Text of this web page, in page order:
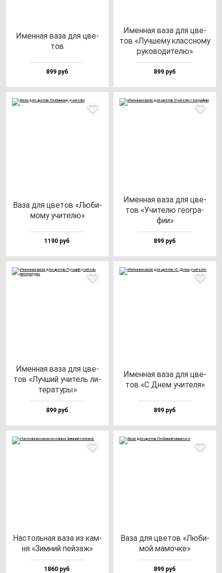
Имен­ная ва­за для цве­
тов
899 руб
Имен­ная ва­за для цве­
тов «Луч­ше­му клас­сно­му
ру­ко­во­ди­те­лю»
899 руб
Ваза для цве­тов «Люби­
мо­му учи­те­лю»
1190 руб
Имен­ная ва­за для цве­
тов «Учи­те­лю ге­ог­ра­
фии»
899 руб
Имен­ная ва­за для цве­
тов «Луч­ший учи­тель ли­
те­ра­ту­ры»
899 руб
Имен­ная ва­за для цве­
тов «С Днем учи­те­ля»
899 руб
Нас­толь­ная ва­за из кам­
ня «Зим­ний пей­заж»
1860 руб
Ваза для цве­тов «Люби­
мой ма­моч­ке»
899 руб